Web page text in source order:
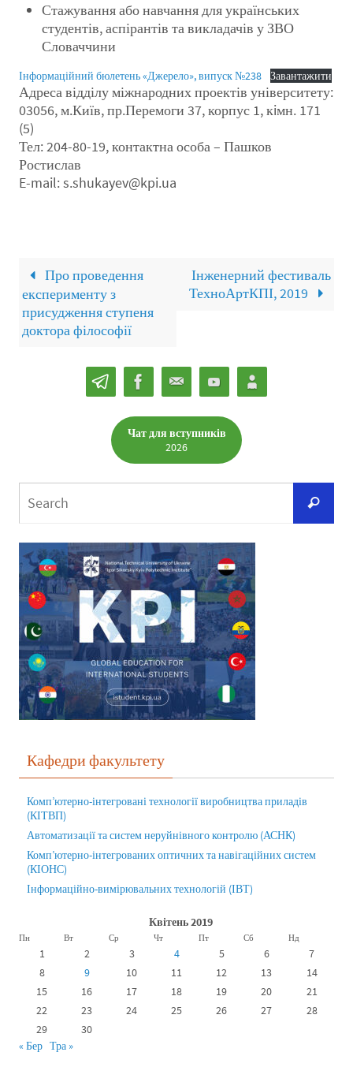
Стажування або навчання для українських
студентів, аспірантів та викладачів у ЗВО
Словаччини
Інформаційний бюлетень «Джерело», випуск №238 Завантажити
Адреса відділу міжнародних проектів університету:
03056, м.Київ, пр.Перемоги 37, корпус 1, кiмн. 171
(5)
Тел: 204-80-19, контактна особа – Пашков
Ростислав
E-mail: s.shukayev@kpi.ua
Про проведення
експерименту з
присудження ступеня
доктора філософії
Інженерний фестиваль
ТехноАртКПІ, 2019
Чат для вступників
2026
Кафедри факультету
Комп’ютерно-інтегровані технології виробництва приладів
(КІТВП)
Автоматизації та систем неруйнівного контролю (АСНК)
Комп’ютерно-інтегрованих оптичних та навігаційних систем
(КІОНС)
Інформаційно-вимірювальних технологій (ІВТ)
Квітень 2019
Пн Вт Ср Чт Пт Сб Нд
1 2 3 4 5 6
7
8
9 10 11 12 13
14
15
16 17 18 19 20
21
22
23 24 25 26 27
28
29
30
« Бер Тра »